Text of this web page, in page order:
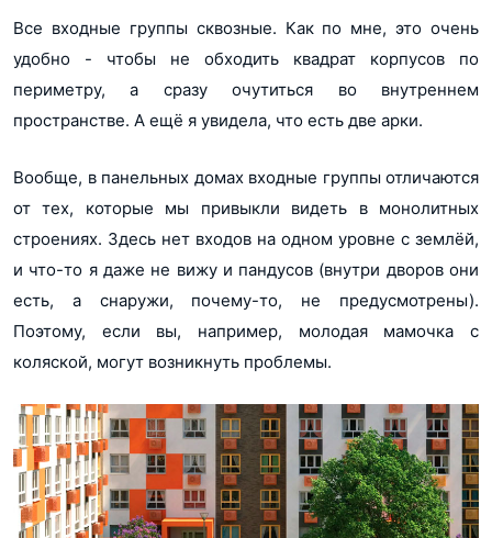
Все входные группы сквозные. Как по мне, это очень
удобно - чтобы не обходить квадрат корпусов по
периметру, а сразу очутиться во внутреннем
пространстве. А ещё я увидела, что есть две арки.
Вообще, в панельных домах входные группы отличаются
от тех, которые мы привыкли видеть в монолитных
строениях. Здесь нет входов на одном уровне с землёй,
и что-то я даже не вижу и пандусов (внутри дворов они
есть, а снаружи, почему-то, не предусмотрены).
Поэтому, если вы, например, молодая мамочка с
коляской, могут возникнуть проблемы.